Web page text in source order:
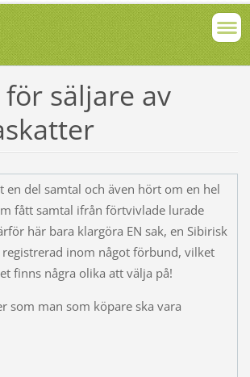
säljare av
en del samtal och även hört om en hel
fått samtal ifrån förtvivlade lurade
här bara klargöra EN sak, en Sibirisk
inom något förbund, vilket
finns några olika att välja på!
som man som köpare ska vara